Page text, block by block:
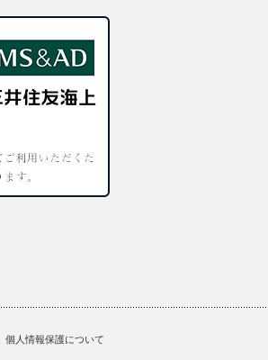
個人情報保護について